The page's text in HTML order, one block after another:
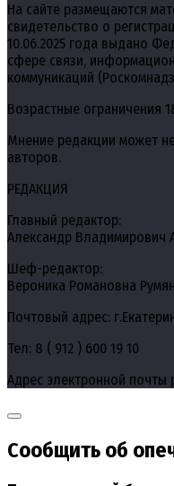
На сайте размещаются
свидетельство о
10.06.2025 года выдано
сфере связи,
коммуникаций
Возрастные ограничения
Мнение редакции может
авторов.
РЕДАКЦИЯ
Главный редактор:
Александр Владимирович
Шеф-редактор:
Вероника Романовна
Почтовый адрес:
Тел: 8 ( 912 ) 600 19 10
Адрес электронной почты
Сообщить об